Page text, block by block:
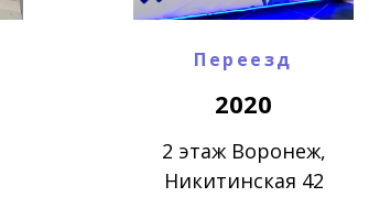
Переезд
2020
2 этаж Воронеж,
Никитинская 42